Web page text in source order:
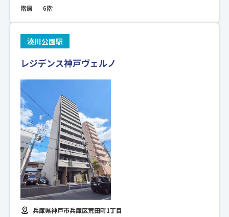
階層
6階
湊川公園駅
レジデンス神戸ヴェルノ
兵庫県神戸市兵庫区荒田町1丁目